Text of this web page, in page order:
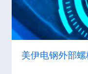
美伊电钢外部